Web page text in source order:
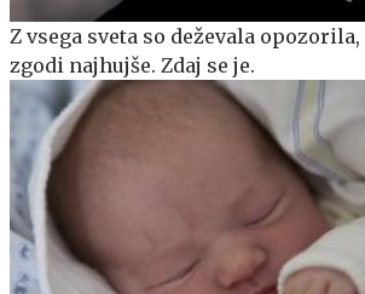
Z vsega sveta so deževala
zgodi najhujše. Zdaj se je.